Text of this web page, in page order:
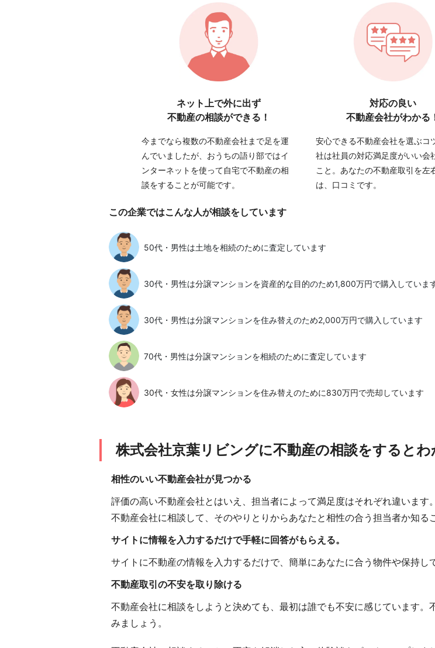
ネット上で外に出ず
不動産の相談ができる！
今までなら複数の不動産会社まで足を運
んでいましたが、おうちの語り部ではイ
ンターネットを使って自宅で不動産の相
談をすることが可能です。
対応の良い
不動産会社がわかる
安心できる不動産会社を選ぶコ
社は社員の対応満足度がいい会
こと。あなたの不動産取引を左
は、口コミです。
この企業ではこんな人が相談をしています
50代・男性は土地を相続のために査定しています
30代・男性は分譲マンションを資産的な目的のため1,800万円で購入していま
30代・男性は分譲マンションを住み替えのため2,000万円で購入しています
70代・男性は分譲マンションを相続のために査定しています
30代・女性は分譲マンションを住み替えのために830万円で売却しています
株式会社京葉リビングに不動産の相談をするとわ
相性のいい不動産会社が見つかる
評価の高い不動産会社とはいえ、担当者によって満足度はそれぞれ違います。
不動産会社に相談して、そのやりとりからあなたと相性の合う担当者か知る
サイトに情報を入力するだけで手軽に回答がもらえる。
サイトに不動産の情報を入力するだけで、簡単にあなたに合う物件や保持し
不動産取引の不安を取り除ける
不動産会社に相談をしようと決めても、最初は誰でも不安に感じています
みましょう。